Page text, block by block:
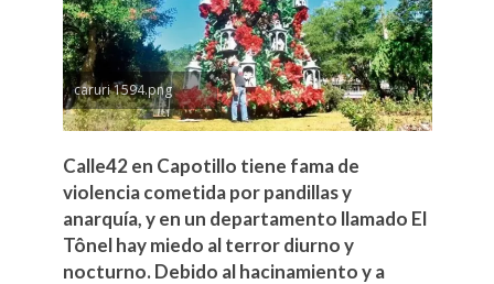
caruri 1594.png
Calle42 en Capotillo tiene fama de
violencia cometida por pandillas y
anarquía, y en un departamento llamado El
Tônel hay miedo al terror diurno y
nocturno. Debido al hacinamiento y a